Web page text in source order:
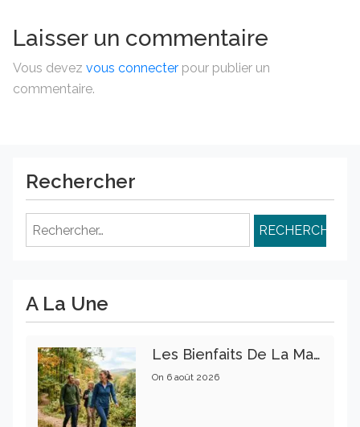
Laisser un commentaire
Vous devez vous connecter pour publier un
commentaire.
Rechercher
Rechercher :
A La Une
Les Bienfaits De La Marche Sur La Santé Physique Et Mentale
On 6 août 2026